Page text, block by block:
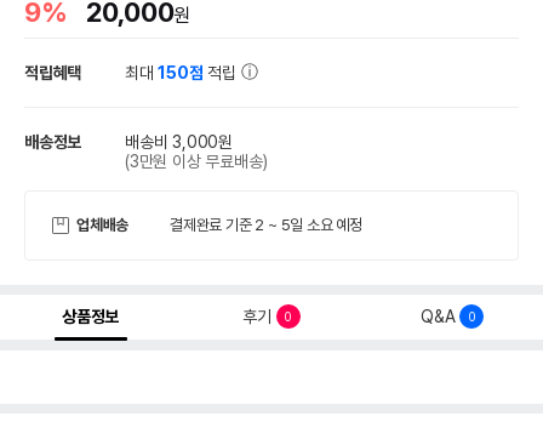
9% 20,000원
적립혜택 최대150점 적립
배송정보
배송비 3,000원
(3만원 이상 무료배송)
업체배송 결제완료 기준 2 ~ 5일 소요 예정
상품정보 후기 0 Q&A 0